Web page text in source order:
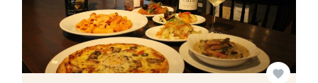
favorite